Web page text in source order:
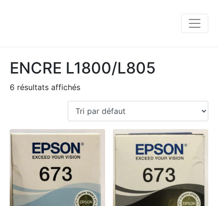
ENCRE L1800/L805
6 résultats affichés